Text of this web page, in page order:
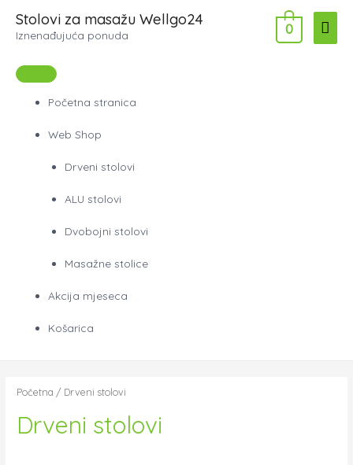
Stolovi za masažu Wellgo24
Iznenađujuća ponuda
Main
Početna stranica
Web Shop
Drveni stolovi
ALU stolovi
Dvobojni stolovi
Masažne stolice
Akcija mjeseca
Košarica
0
Početna / Drveni stolovi
Drveni stolovi